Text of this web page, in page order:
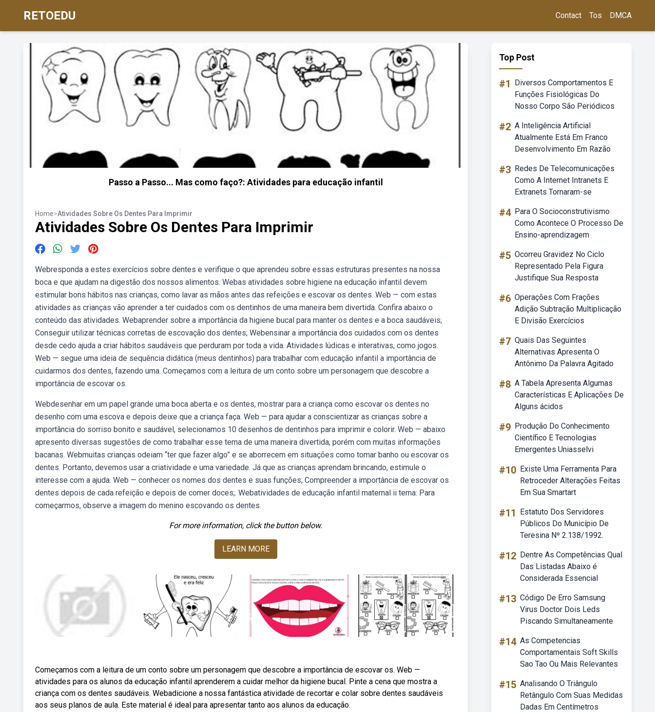
RETOEDU Contact Tos DMCA
Passo a Passo... Mas como faço?: Atividades para educação infantil
Home>Atividades Sobre Os Dentes Para Imprimir
Atividades Sobre Os Dentes Para Imprimir
Webresponda a estes exercícios sobre dentes e verifique o que aprendeu sobre essas estruturas presentes na nossa
boca e que ajudam na digestão dos nossos alimentos. Webas atividades sobre higiene na educação infantil devem
estimular bons hábitos nas crianças, como lavar as mãos antes das refeições e escovar os dentes. Web — com estas
atividades as crianças vão aprender a ter cuidados com os dentinhos de uma maneira bem divertida. Confira abaixo o
conteúdo das atividades. Webaprender sobre a importância da higiene bucal para manter os dentes e a boca saudáveis;
Conseguir utilizar técnicas corretas de escovação dos dentes; Webensinar a importância dos cuidados com os dentes
desde cedo ajuda a criar hábitos saudáveis que perduram por toda a vida. Atividades lúdicas e interativas, como jogos.
Web — segue uma ideia de sequência didática (meus dentinhos) para trabalhar com educação infantil a importância de
cuidarmos dos dentes, fazendo uma. Começamos com a leitura de um conto sobre um personagem que descobre a
importância de escovar os.
Webdesenhar em um papel grande uma boca aberta e os dentes, mostrar para a criança como escovar os dentes no
desenho com uma escova e depois deixe que a criança faça. Web — para ajudar a conscientizar as crianças sobre a
importância do sorriso bonito e saudável, selecionamos 10 desenhos de dentinhos para imprimir e colorir. Web — abaixo
apresento diversas sugestões de como trabalhar esse tema de uma maneira divertida, porém com muitas informações
bacanas. Webmuitas crianças odeiam “ter que fazer algo” e se aborrecem em situações como tomar banho ou escovar os
dentes. Portanto, devemos usar a criatividade e uma variedade. Já que as crianças aprendam brincando, estimule o
interesse com a ajuda. Web — conhecer os nomes dos dentes e suas funções; Compreender a importância de escovar os
dentes depois de cada refeição e depois de comer doces;. Webatividades de educação infantil maternal ii tema: Para
começarmos, observe a imagem do menino escovando os dentes.
For more information, click the button below.
LEARN MORE
Começamos com a leitura de um conto sobre um personagem que descobre a importância de escovar os. Web —
atividades para os alunos da educação infantil aprenderem a cuidar melhor da higiene bucal. Pinte a cena que mostra a
criança com os dentes saudáveis. Webadicione a nossa fantástica atividade de recortar e colar sobre dentes saudáveis
aos seus planos de aula. Este material é ideal para apresentar tanto aos alunos da educação.
Top Post
#1
Diversos Comportamentos E
Funções Fisiológicas Do
Nosso Corpo São Periódicos
#2 A Inteligência Artificial
Atualmente Está Em Franco
Desenvolvimento Em Razão
#3 Redes De Telecomunicações
Como A Internet Intranets E
Extranets Tornaram-se
#4 Para O Socioconstrutivismo
Como Acontece O Processo De
Ensino-aprendizagem
#5 Ocorreu Gravidez No Ciclo
Representado Pela Figura
Justifique Sua Resposta
#6 Operações Com Frações
Adição Subtração Multiplicação
E Divisão Exercícios
#7 Quais Das Seguintes
Alternativas Apresenta O
Antônimo Da Palavra Agitado
#8 A Tabela Apresenta Algumas
Características E Aplicações De
Alguns ácidos
#9 Produção Do Conhecimento
Científico E Tecnologias
Emergentes Uniasselvi
#10 Existe Uma Ferramenta Para
Retroceder Alterações Feitas
Em Sua Smartart
#11
Estatuto Dos Servidores
Públicos Do Município De
Teresina Nº 2.138/1992.
#12 Dentre As Competências Qual
Das Listadas Abaixo é
Considerada Essencial
#13 Código De Erro Samsung
Virus Doctor Dois Leds
Piscando Simultaneamente
#14 As Competencias
Comportamentais Soft Skills
Sao Tao Ou Mais Relevantes
#15 Analisando O Triângulo
Retângulo Com Suas Medidas
Dadas Em Centímetros